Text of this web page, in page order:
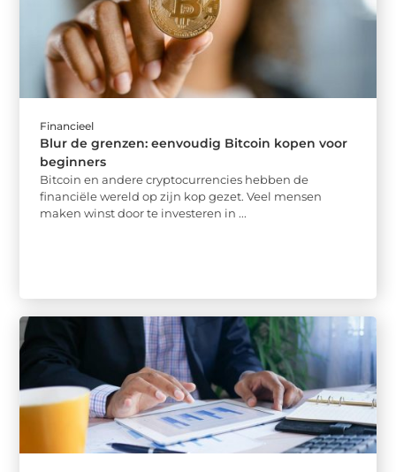
Financieel
Blur de grenzen: eenvoudig Bitcoin kopen voor
beginners
Bitcoin en andere cryptocurrencies hebben de
financiële wereld op zijn kop gezet. Veel mensen
maken winst door te investeren in ...